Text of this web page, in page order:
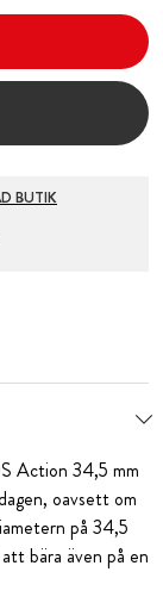
BUTIK
Action 34,5 mm
oavsett om
på 34,5
bära även på en